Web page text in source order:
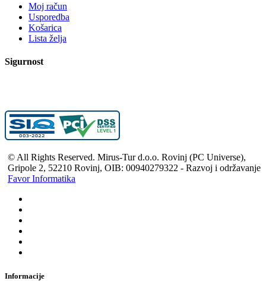
Moj račun
Usporedba
Košarica
Lista želja
Sigurnost
© All Rights Reserved. Mirus-Tur d.o.o. Rovinj (PC Universe),
Gripole 2, 52210 Rovinj, OIB: 00940279322 - Razvoj i održavanje
Favor Informatika
Informacije